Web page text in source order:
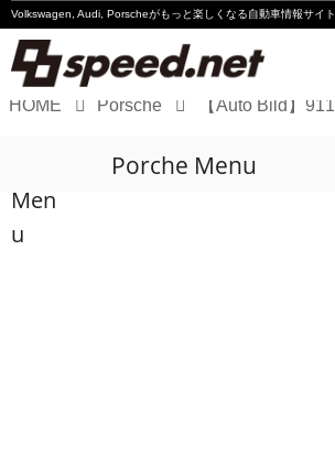
Volkswagen, Audi, Porscheがもっと楽しくなる自動車情報サイト
Audi
HOME Porsche
Men
u
Porche Menu